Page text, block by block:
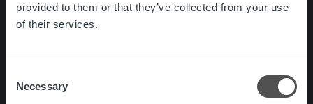
provided to them or that they’ve collected from your use
of their services.
Selection
Necessary
Pikalinkit
Yhteystiedot